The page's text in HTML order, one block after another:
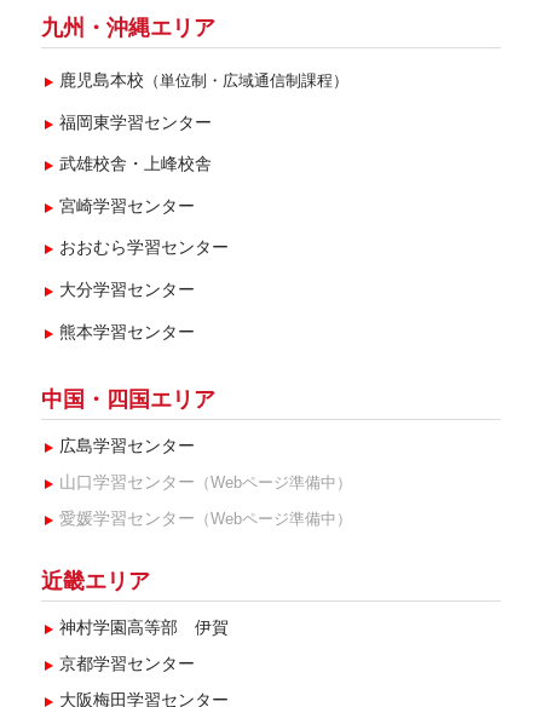
九州・沖縄エリア
鹿児島本校 （単位制・広域通信制課程）
福岡東学習センター
武雄校舎・上峰校舎
宮崎学習センター
おおむら学習センター
大分学習センター
熊本学習センター
中国・四国エリア
広島学習センター
山口学習センター （Webページ準備中）
愛媛学習センター （Webページ準備中）
近畿エリア
神村学園高等部 伊賀
京都学習センター
大阪梅田学習センター